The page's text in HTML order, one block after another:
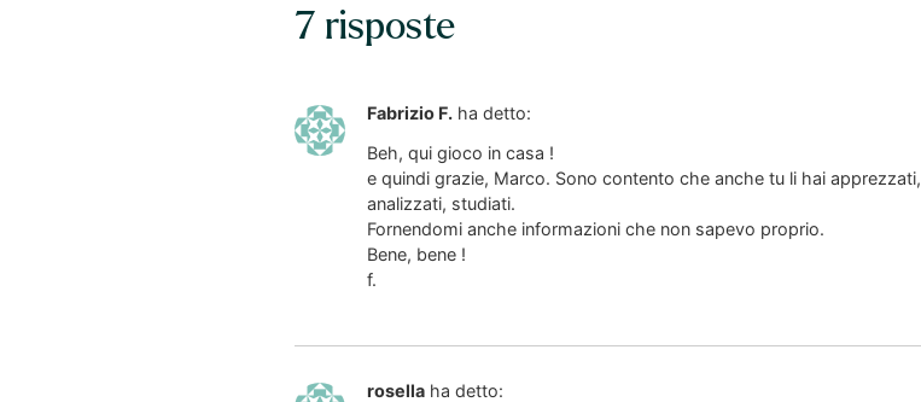
7 risposte
Fabrizio F. ha detto:
Beh, qui gioco in casa !
e quindi grazie, Marco. Sono contento che anche tu li hai
analizzati, studiati.
Fornendomi anche informazioni che non sapevo proprio.
Bene, bene !
f.
rosella ha detto: